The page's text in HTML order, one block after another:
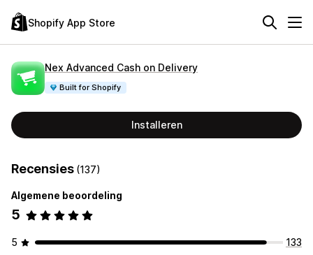
Shopify App Store
Nex Advanced Cash on Delivery
Built for Shopify
Installeren
Recensies (137)
Algemene beoordeling
5
5
133